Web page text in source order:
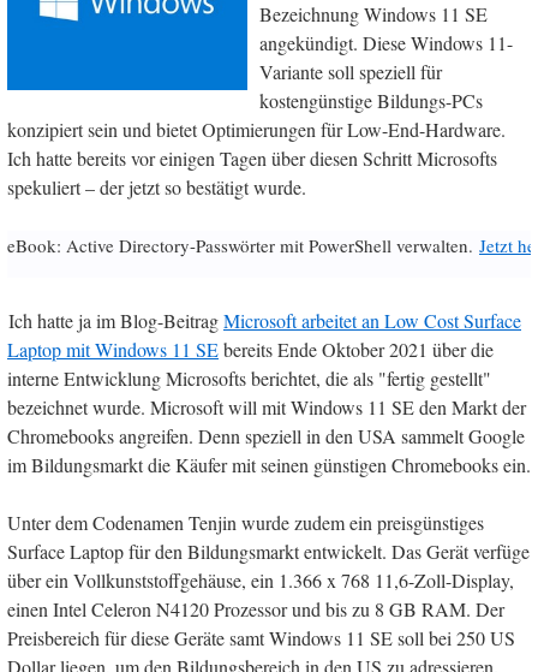
Bezeichnung Windows 11 SE
angekündigt. Diese Windows 11-
Variante soll speziell für
kostengünstige Bildungs-PCs
konzipiert sein und bietet Optimierungen für Low-End-Hardware.
Ich hatte bereits vor einigen Tagen über diesen Schritt Microsofts
spekuliert – der jetzt so bestätigt wurde.
eBook: Active Directory-Passwörter mit PowerShell verwalten. Jetzt
Ich hatte ja im Blog-BeitragMicrosoft arbeitet an Low Cost Surface
Laptop mit Windows 11 SEbereits Ende Oktober 2021 über die
interne Entwicklung Microsofts berichtet, die als "fertig gestellt"
bezeichnet wurde. Microsoft will mit Windows 11 SE den Markt der
Chromebooks angreifen. Denn speziell in den USA sammelt Google
im Bildungsmarkt die Käufer mit seinen günstigen Chromebooks ein.
Unter dem Codenamen Tenjin wurde zudem ein preisgünstiges
Surface Laptop für den Bildungsmarkt entwickelt. Das Gerät verfüge
über ein Vollkunststoffgehäuse, ein 1.366 x 768 11,6-Zoll-Display,
einen Intel Celeron N4120 Prozessor und bis zu 8 GB RAM. Der
Preisbereich für diese Geräte samt Windows 11 SE soll bei 250 US